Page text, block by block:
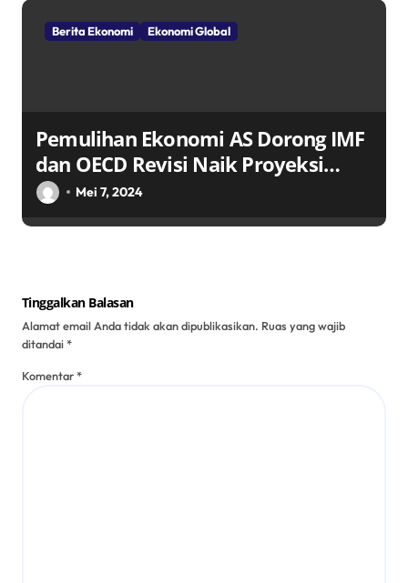
Berita Ekonomi Ekonomi Global
Pemulihan Ekonomi AS Dorong IMF
dan OECD Revisi Naik Proyeksi
Pertumbuhan Ekonomi Global 2024
Mei 7, 2024
Tinggalkan Balasan
Alamat email Anda tidak akan dipublikasikan. Ruas yang wajib
ditandai*
Komentar*